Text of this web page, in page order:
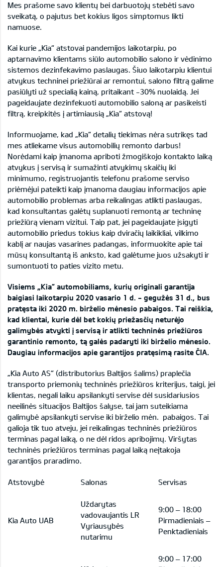
Mes prašome savo klientų bei darbuotojų stebėti savo
sveikatą, o pajutus bet kokius ligos simptomus likti
namuose.
Kai kurie „Kia“ atstovai pandemijos laikotarpiu, po
aptarnavimo klientams siūlo automobilio salono ir vėdinimo
sistemos dezinfekavimo paslaugas. Šiuo laikotarpiu klientui
atvykus techninei priežiūrai ar remontui, salono filtrą galime
pasiūlyti už specialią kainą, pritaikant -30% nuolaidą. Jei
pageidaujate dezinfekuoti automobilio saloną ar pasikeisti
filtrą, kreipkitės į artimiausią „Kia“ atstovą!
Informuojame, kad „Kia“ detalių tiekimas nėra sutrikęs tad
mes atliekame visus automobilių remonto darbus!
Norėdami kaip įmanoma apriboti žmogiškojo kontakto laiką
atvykus į servisą ir sumažinti atvykimų skaičių iki
minimumo, registruojantis telefonu prašome serviso
priėmėjui pateikti kaip įmanoma daugiau informacijos apie
automobilio problemas arba reikalingas atlikti paslaugas,
kad konsultantas galėtų suplanuoti remontą ar techninę
priežiūrą vienam vizitui. Taip pat, jei pageidaujate įsigyti
automobilio priedus tokius kaip dviračių laikikliai, vilkimo
kablį ar naujas vasarines padangas, informuokite apie tai
mūsų konsultantą iš anksto, kad galėtume juos užsakyti ir
sumontuoti to paties vizito metu.
Visiems „Kia“ automobiliams, kurių originali garantija
baigiasi laikotarpiu 2020 vasario 1 d. - gegužės 31 d., bus
pratęsta iki 2020 m. birželio mėnesio pabaigos. Tai reiškia,
kad klientai, kurie dėl bet kokių priežasčių neturėjo
galimybės atvykti į servisą ir atlikti techninės priežiūros
garantinio remonto, tą galės padaryti iki birželio mėnesio.
Daugiau informacijos apie garantijos pratęsimą rasite ČIA.
„Kia Auto AS“ (distributorius Baltijos šalims) praplečia
transporto priemonių techninės priežiūros kriterijus, taigi, jei
klientas, negali laiku apsilankyti servise dėl susidariusios
neeilinės situacijos Baltijos šalyse, tai jam suteikiama
galimybė apsilankyti servise iki birželio mėn. pabaigos. Tai
galioja tik tuo atveju, jei reikalingas techninės priežiūros
terminas pagal laiką, o ne dėl ridos apribojimų. Viršytas
techninės priežiūros terminas pagal laiką neįtakoja
garantijos praradimo.
Atstovybė Salonas Servisas
Kia Auto UAB
Uždarytas
vadovaujantis LR
Vyriausybės
nutarimu
9:00 – 18:00
Pirmadieniais –
9:00 – 17:00